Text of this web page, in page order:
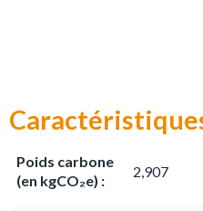
Poids carbone
(en kgCO₂e) :
2,907